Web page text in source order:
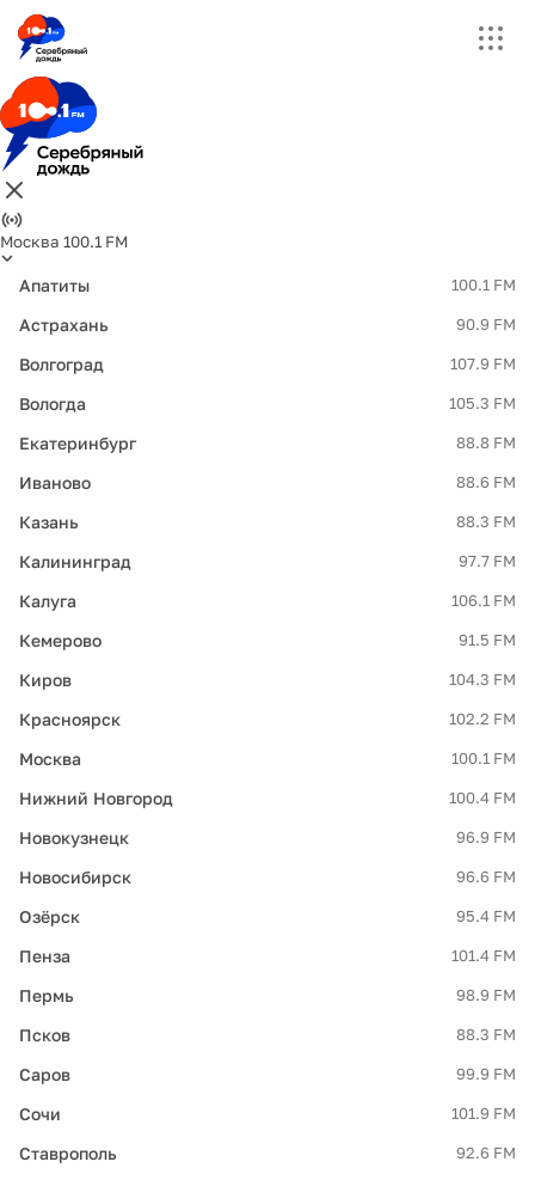
Москва 100.1 FM
Апатиты 100.1 FM
Астрахань 90.9 FM
Волгоград 107.9 FM
Вологда 105.3 FM
Екатеринбург 88.8 FM
Иваново 88.6 FM
Казань 88.3 FM
Калининград 97.7 FM
Калуга 106.1 FM
Кемерово 91.5 FM
Киров 104.3 FM
Красноярск 102.2 FM
Москва 100.1 FM
Нижний Новгород 100.4 FM
Новокузнецк 96.9 FM
Новосибирск 96.6 FM
Озёрск 95.4 FM
Пенза 101.4 FM
Пермь 98.9 FM
Псков 88.3 FM
Саров 99.9 FM
Сочи 101.9 FM
Ставрополь 92.6 FM